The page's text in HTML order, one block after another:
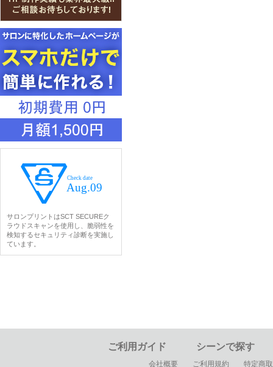
サロンプリントはSCT SECUREク
ラウドスキャンを使用し、脆弱性を
検知するセキュリティ診断を実施し
ています。
ご利用ガイド シーンで探す
会社概要 ご利用規約 特定商